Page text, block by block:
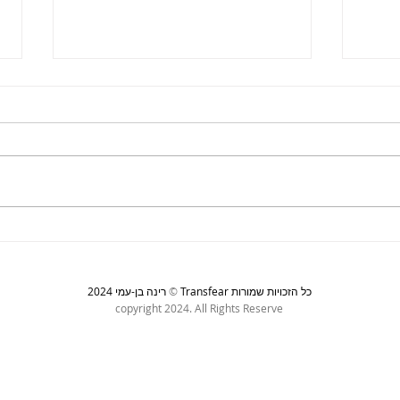
עלייה לרגל
רינה בן-עמי 2024©
Transfear כל הזכויות שמורות
copyright 2024. All Rights Reserve